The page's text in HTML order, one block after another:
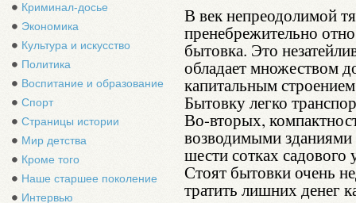
Криминал-досье
Экономика
Культура и искусство
Политика
Воспитание и образование
Спорт
Страницы истории
Мир детства
Кроме того
Наше старшее поколение
Интервью
В век непреодолимой
пренебрежительно
бытовка. Это
обладает множеством
капитальным
Бытовку легко
Во-вторых,
возводимыми зданиями
шести сотках садового
Стоят бытовки очень
тратить лишних денег